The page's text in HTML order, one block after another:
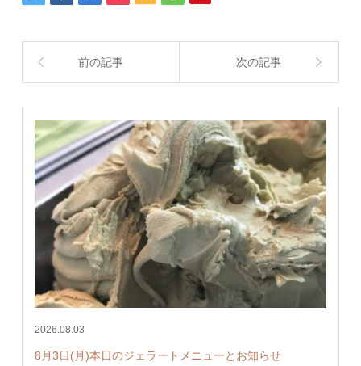
前の記事 次の記事
2026.08.03
8月3日(月)本日のジェラートメニューとお知らせ